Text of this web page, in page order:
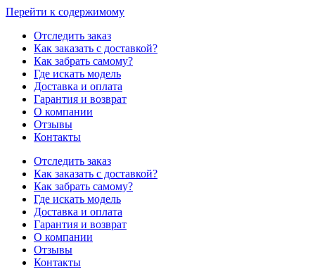
Перейти к содержимому
Отследить заказ
Как заказать с доставкой?
Как забрать самому?
Где искать модель
Доставка и оплата
Гарантия и возврат
О компании
Отзывы
Контакты
Отследить заказ
Как заказать с доставкой?
Как забрать самому?
Где искать модель
Доставка и оплата
Гарантия и возврат
О компании
Отзывы
Контакты